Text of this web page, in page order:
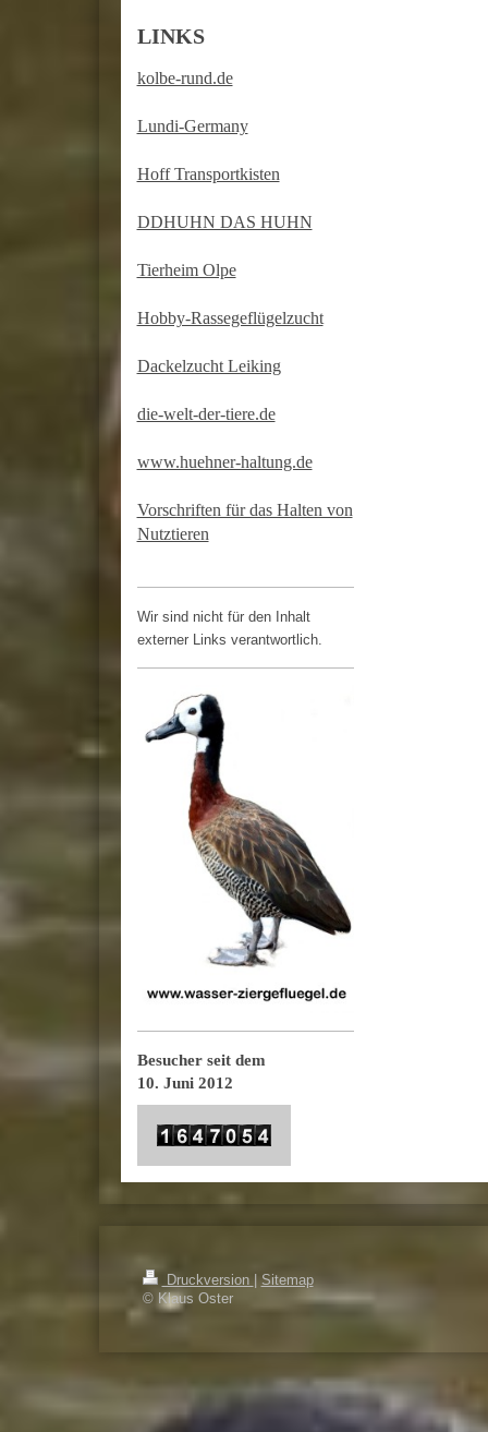
LINKS
kolbe-rund.de
Lundi-Germany
Hoff Transportkisten
DDHUHN DAS HUHN
Tierheim Olpe
Hobby-Rassegeflügelzucht
Dackelzucht Leiking
die-welt-der-tiere.de
www.huehner-haltung.de
Vorschriften für das Halten von
Nutztieren
Wir sind nicht für den Inhalt
externer Links verantwortlich.
Besucher seit dem
10. Juni 2012
Druckversion
Sitemap
© Klaus Oster